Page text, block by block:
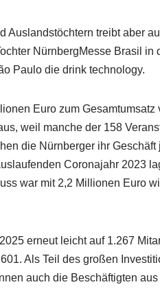
Auslandstöchtern treibt aber
NürnbergMesse Brasil in
Paulo die drink technology.
Euro zum
weil manche der 158
die Nürnberger ihr
Coronajahr 2023
war mit 2,2 Millionen Euro
erneut leicht auf 1.267
Als Teil des großen
auch die Beschäftigten aus